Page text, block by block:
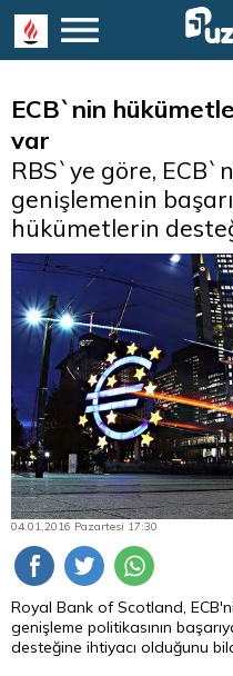
ECB`nin
var
RBS`ye göre,
genişlemenin
hükümetlerin
04.01.2016 Pazartesi 17:30
Royal Bank of Scotland,
genişleme politikasının
desteğine ihtiyacı olduğunu